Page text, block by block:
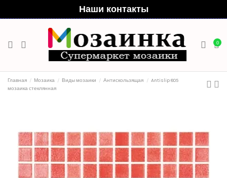
Наши контакты
0
Главная Мозаика Виды мозаики Антискользящая
Antislip 805
мозаика стеклянная